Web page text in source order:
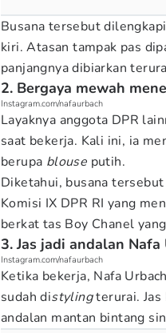
Busana tersebut
kiri. Atasan tampak pas
panjangnya dibiarkan
2. Bergaya mewah
Instagram.com/nafaurbach
Layaknya anggota DPR
saat bekerja. Kali ini, ia
berupa blouse putih.
Diketahui, busana
Komisi IX DPR RI yang
berkat tas Boy Chanel
3. Jas jadi andalan
Instagram.com/nafaurbach
Ketika bekerja, Nafa
sudah distylingterurai.
andalan mantan bintang